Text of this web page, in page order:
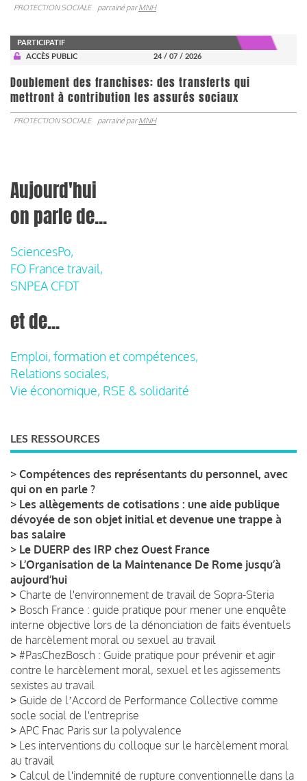
PROTECTION SOCIALE parrainé parMNH
PARTICIPATIF
ACCÈS PUBLIC
24 / 07 / 2026
Doublement des franchises: des transferts qui
mettront à contribution les assurés sociaux
PROTECTION SOCIALE parrainé parMNH
Aujourd'hui
on parle de...
SciencesPo,
FO France travail,
SNPEA CFDT
et de...
Emploi, formation et compétences,
Relations sociales,
Vie économique, RSE & solidarité
LES RESSOURCES
> Compétences des représentants du personnel, avec
qui on en parle ?
> Les allègements de cotisations : une aide publique
dévoyée de son objet initial et devenue une trappe à
bas salaire
> Le DUERP des IRP chez Ouest France
> L’Organisation de la Maintenance De Rome jusqu’à
aujourd’hui
> Charte de l'environnement de travail de Sopra-Steria
> Bosch France : guide pratique pour mener une enquête
interne objective lors de la dénonciation de faits éventuels
de harcèlement moral ou sexuel au travail
> #PasChezBosch : Guide pratique pour prévenir et agir
contre le harcèlement moral, sexuel et les agissements
sexistes au travail
> Guide de lʼAccord de Performance Collective comme
socle social de l'entreprise
> APC Fnac Paris sur la polyvalence
> Les interventions du colloque sur le harcèlement moral
au travail
> Calcul de l'indemnité de rupture conventionnelle dans la